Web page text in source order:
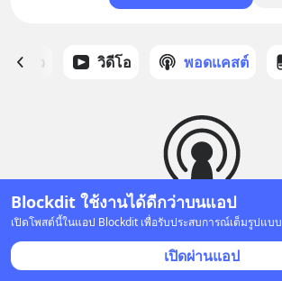
Blockdit ใช้งานได้ดีกว่าบนแอป
เปิดโพสต์นี้ในแอป Blockdit เพื่อรับประสบการณ์เต็มรูปแบบ
เปิดผ่านแอป
ด้ดาว วิดีโอ พอดแคสต์
ยังไม่มีพอดแคสต์